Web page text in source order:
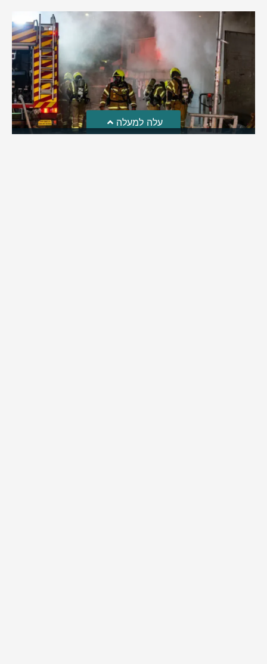
חקירת השריפה בסופר: הילדים שיחקו באש והציתו את
עלה למעלה